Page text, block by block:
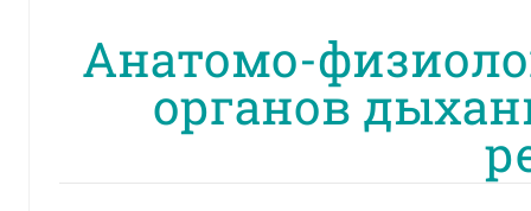
Анатомо-
органов